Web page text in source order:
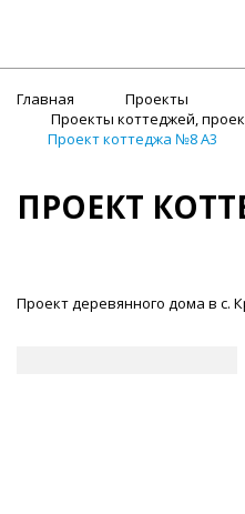
Главная
Проекты
Проекты коттеджей,
Проект коттеджа №8 А3
ПРОЕКТ
Проект деревянного дома в с.